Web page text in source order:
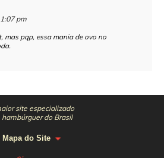
pm
mas pqp, essa mania de ovo no
site especializado
hambúrguer do Brasil
Mapa do Site